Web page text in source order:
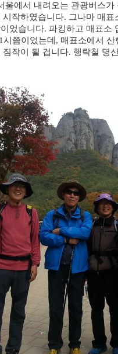
울에서 내려오는 관광버스
시작하였습니다. 그나마 매
었습니다. 파킹하고 매표소
시쯤이었는데, 매표소에서
짐작이 될 겁니다. 행락철 명